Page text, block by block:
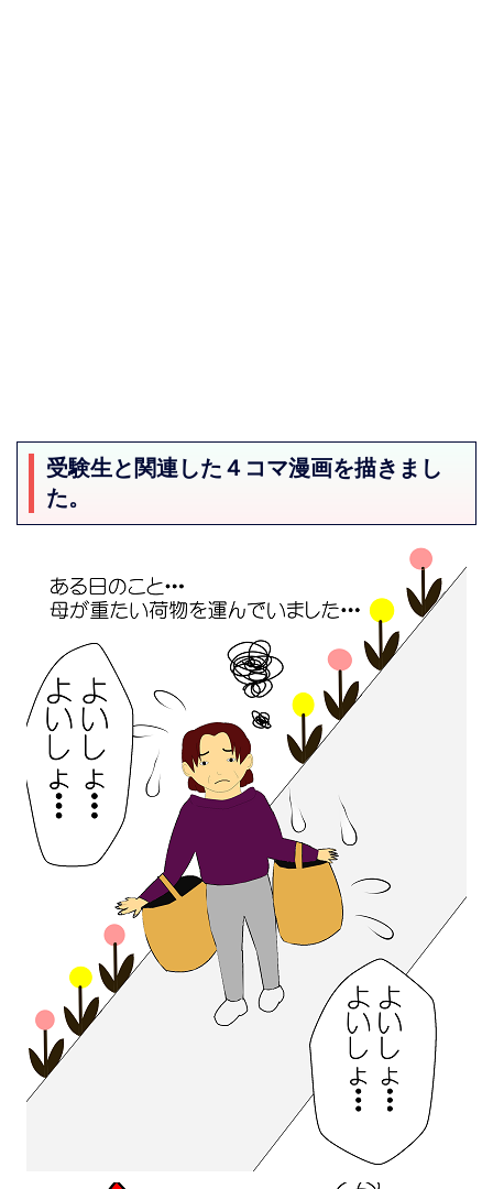
受験生と関連した４コマ漫画を描きまし
た。